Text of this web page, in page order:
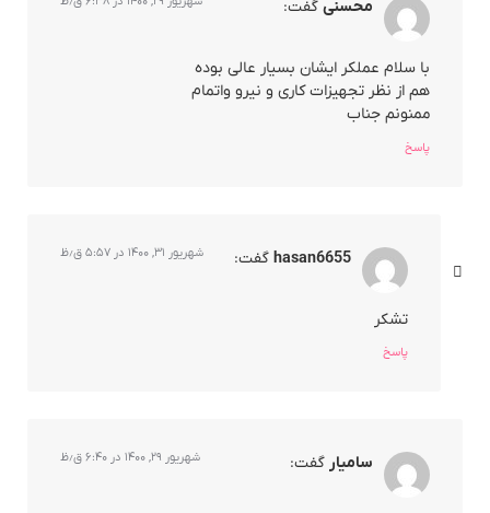
محسنی گفت:
با سلام عملکر ایشان بسیار عالی بوده
هم از نظر تجهیزات کاری و نیرو واتمام
ممنونم جناب
پاسخ
hasan6655 گفت: شهریور ۳۱, ۱۴۰۰ در ۵:۵۷ ق٫ظ
تشکر
پاسخ
سامیار گفت: شهریور ۲۹, ۱۴۰۰ در ۶:۴۰ ق٫ظ